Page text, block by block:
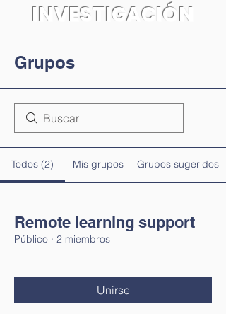
INVESTIGACIÓN
Grupos
Todos (2) Mis grupos Grupos sugeridos
Remote learning support
Público · 2 miembros
Unirse